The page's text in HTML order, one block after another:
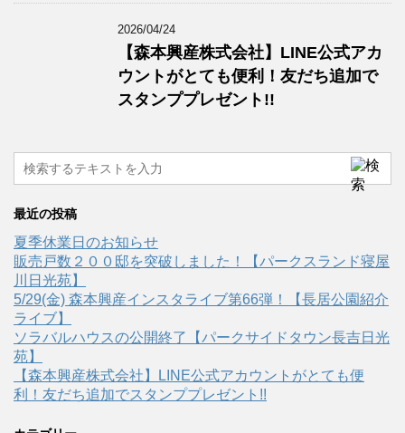
2026/04/24
【森本興産株式会社】LINE公式アカ
ウントがとても便利！友だち追加で
スタンププレゼント!!
最近の投稿
夏季休業日のお知らせ
販売戸数２００邸を突破しました！【パークスランド寝屋
川日光苑】
5/29(金) 森本興産インスタライブ第66弾！【長居公園紹介
ライブ】
ソラバルハウスの公開終了【パークサイドタウン長吉日光
苑】
【森本興産株式会社】LINE公式アカウントがとても便
利！友だち追加でスタンププレゼント!!